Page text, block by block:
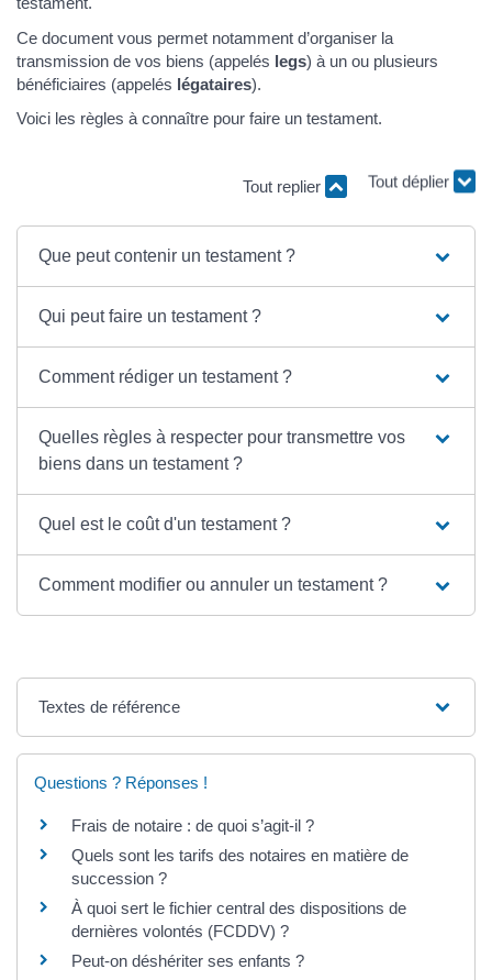
Ce document vous permet notamment d’organiser la
transmission de vos biens (appelés legs) à un ou plusieurs
bénéficiaires (appelés légataires).
Voici les règles à connaître pour faire un testament.
Tout replier Tout déplier
Que peut contenir un testament ?
Qui peut faire un testament ?
Comment rédiger un testament ?
Quelles règles à respecter pour transmettre vos
biens dans un testament ?
Quel est le coût d'un testament ?
Comment modifier ou annuler un testament ?
Textes de référence
Questions ? Réponses !
Frais de notaire : de quoi s’agit-il ?
Quels sont les tarifs des notaires en matière de
succession ?
À quoi sert le fichier central des dispositions de
dernières volontés (FCDDV) ?
Peut-on déshériter ses enfants ?